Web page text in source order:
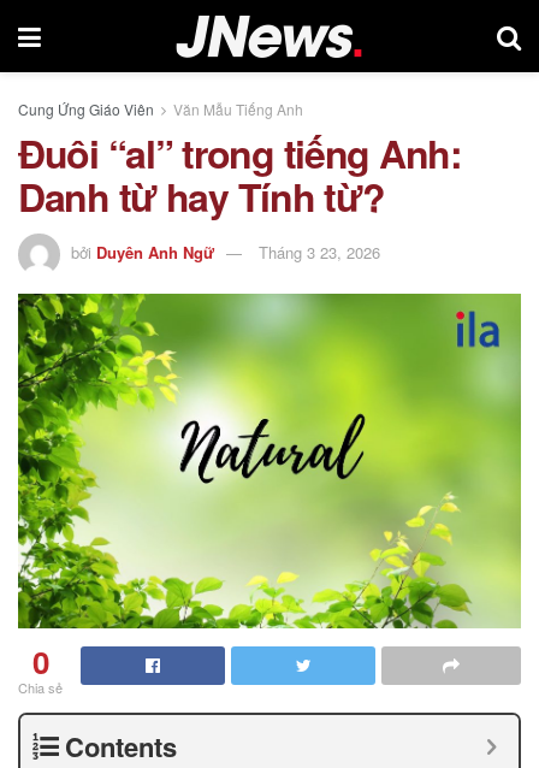
Cung Ứng Giáo Viên Văn Mẫu Tiếng Anh
Đuôi “al” trong tiếng Anh:
Danh từ hay Tính từ?
bởi Duyên Anh Ngữ Tháng 3 23, 2026
0
Chia sẻ
Contents